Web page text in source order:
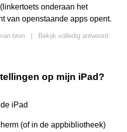
onderaan het
van openstaande apps opent.
bron
Bekijk volledig antwoord
op mijn iPad?
iPad
(of in de appbibliotheek)